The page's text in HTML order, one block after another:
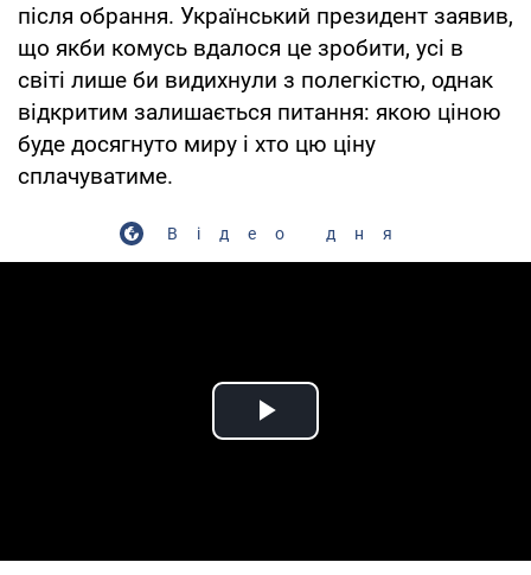
після обрання. Український президент заявив,
що якби комусь вдалося це зробити, усі в
світі лише би видихнули з полегкістю, однак
відкритим залишається питання: якою ціною
буде досягнуто миру і хто цю ціну
сплачуватиме.
Відео дня
Play Video